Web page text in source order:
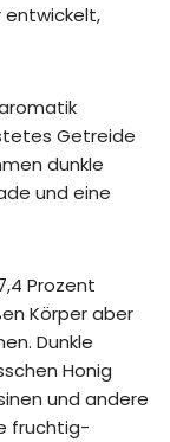
entwickelt,
Getreide
dunkle
und eine
Prozent
Körper aber
Dunkle
Honig
und andere
fruchtig-